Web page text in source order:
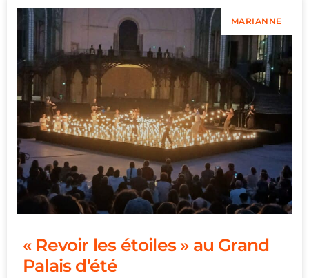
MARIANNE
« Revoir les étoiles » au Grand
Palais d’été